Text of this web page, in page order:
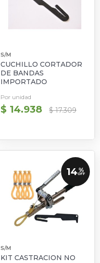
S/M
CUCHILLO CORTADOR
DE BANDAS
IMPORTADO
Por unidad
$ 14.938 $ 17.309
14 %
OFF
S/M
KIT CASTRACION NO